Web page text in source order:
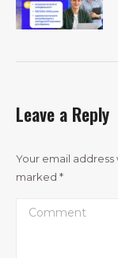
Leave a Reply
Your email
marked *
Comment